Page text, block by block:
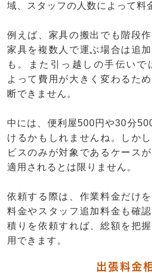
域、スタッフの人数によって料
例えば、家具の搬出でも階段
家具を複数人で運ぶ場合は追
も。また引っ越しの手伝いで
よって費用が大きく変わるた
断できません。
中には、便利屋500円や30分
けるかもしれませんね。しか
ビスのみが対象であるケース
適用されるとは限りません。
依頼する際は、作業料金だけ
料金やスタッフ追加料金も確
積りを依頼すれば、総額を把
用できます。
出張料金